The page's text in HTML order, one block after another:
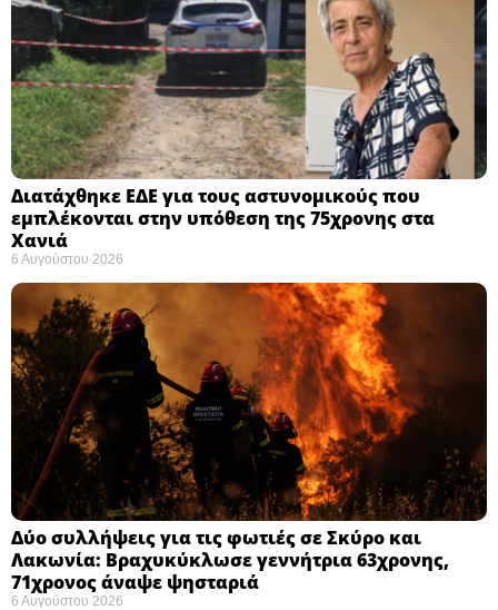
Διατάχθηκε ΕΔΕ για τους αστυνομικούς που
εμπλέκονται στην υπόθεση της 75χρονης στα
Χανιά
6 Αυγούστου 2026
Δύο συλλήψεις για τις φωτιές σε Σκύρο και
Λακωνία: Βραχυκύκλωσε γεννήτρια 63χρονης,
71χρονος άναψε ψησταριά
6 Αυγούστου 2026